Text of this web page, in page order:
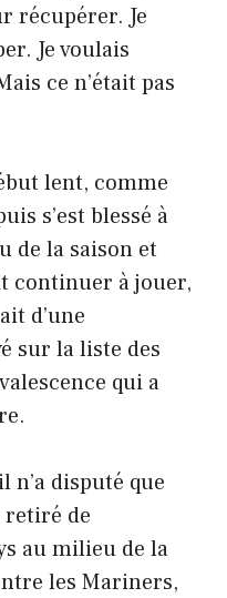
récupérer. Je
Je voulais
ce n’était pas
lent, comme
s’est blessé à
de la saison et
continuer à jouer,
d’une
sur la liste des
qui a
disputé que
retiré de
au milieu de la
les Mariners,